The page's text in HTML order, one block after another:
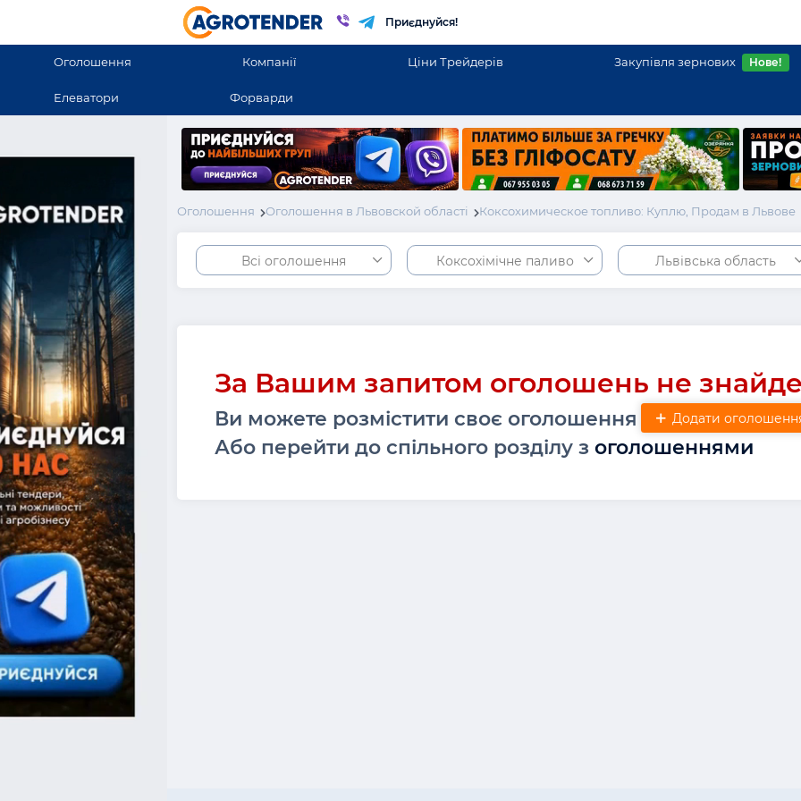
Приєднуйся!
Оголошення Компанії Ціни Трейдерів Закупівля зернових Нове!
Елеватори Форварди
Оголошення Оголошення в Львовской області Коксохимическое топливо: Куплю, Продам в Львове
Всі оголошення Коксохімічне паливо Львівська область
За Вашим запитом оголошень не
Ви можете розмістити своє оголошення Додати
Або перейти до спільного розділу з оголошеннями